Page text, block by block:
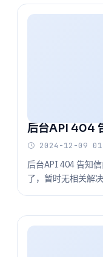
后台API 404
2024-12-09
后台API 404 告知
了，暂时无相关解